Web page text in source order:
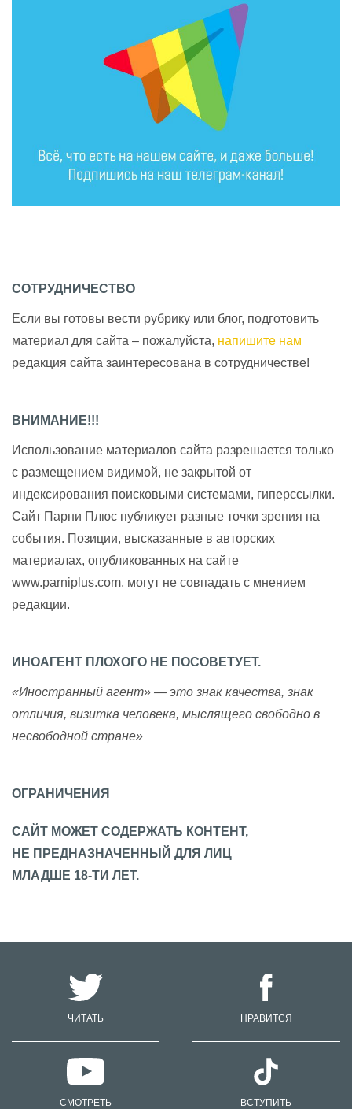
СОТРУДНИЧЕСТВО
Если вы готовы вести рубрику или блог, подготовить
материал для сайта – пожалуйста, напишите нам
редакция сайта заинтересована в сотрудничестве!
ВНИМАНИЕ!!!
Использование материалов сайта разрешается только
с размещением видимой, не закрытой от
индексирования поисковыми системами, гиперссылки.
Сайт Парни Плюс публикует разные точки зрения на
события. Позиции, высказанные в авторских
материалах, опубликованных на сайте
www.parniplus.com, могут не совпадать с мнением
редакции.
ИНОАГЕНТ ПЛОХОГО НЕ ПОСОВЕТУЕТ.
«Иностранный агент» — это знак качества, знак
отличия, визитка человека, мыслящего свободно в
несвободной стране»
ОГРАНИЧЕНИЯ
САЙТ МОЖЕТ СОДЕРЖАТЬ КОНТЕНТ,
НЕ ПРЕДНАЗНАЧЕННЫЙ ДЛЯ ЛИЦ
МЛАДШЕ 18-ТИ ЛЕТ.
ЧИТАТЬ НРАВИТСЯ
СМОТРЕТЬ ВСТУПИТЬ